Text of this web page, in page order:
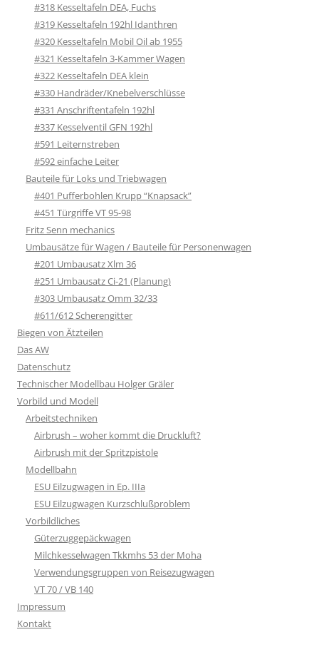
#318 Kesseltafeln DEA, Fuchs
#319 Kesseltafeln 192hl Idanthren
#320 Kesseltafeln Mobil Oil ab 1955
#321 Kesseltafeln 3-Kammer Wagen
#322 Kesseltafeln DEA klein
#330 Handräder/Knebelverschlüsse
#331 Anschriftentafeln 192hl
#337 Kesselventil GFN 192hl
#591 Leiternstreben
#592 einfache Leiter
Bauteile für Loks und Triebwagen
#401 Pufferbohlen Krupp “Knapsack”
#451 Türgriffe VT 95-98
Fritz Senn mechanics
Umbausätze für Wagen / Bauteile für Personenwagen
#201 Umbausatz Xlm 36
#251 Umbausatz Ci-21 (Planung)
#303 Umbausatz Omm 32/33
#611/612 Scherengitter
Biegen von Ätzteilen
Das AW
Datenschutz
Technischer Modellbau Holger Gräler
Vorbild und Modell
Arbeitstechniken
Airbrush – woher kommt die Druckluft?
Airbrush mit der Spritzpistole
Modellbahn
ESU Eilzugwagen in Ep. IIIa
ESU Eilzugwagen Kurzschlußproblem
Vorbildliches
Güterzuggepäckwagen
Milchkesselwagen Tkkmhs 53 der Moha
Verwendungsgruppen von Reisezugwagen
VT 70 / VB 140
Impressum
Kontakt